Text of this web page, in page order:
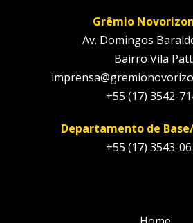
Grêmio
Av. Domingos
Bairro Vila
+55 (17) 3542-
Departamento de
+55 (17) 3543-